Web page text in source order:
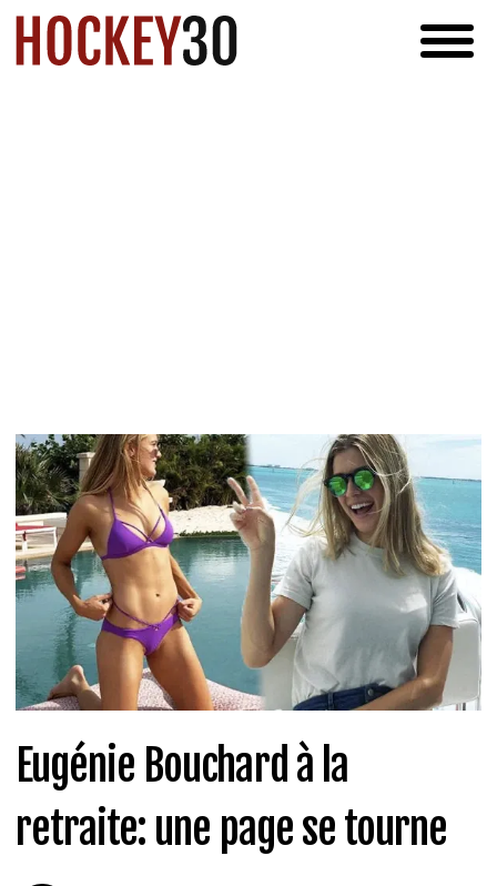
Eugénie Bouchard à la
retraite: une page se tourne